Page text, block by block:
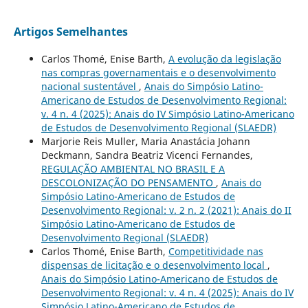
Artigos Semelhantes
Carlos Thomé, Enise Barth, A evolução da legislação
nas compras governamentais e o desenvolvimento
nacional sustentável , Anais do Simpósio Latino-
Americano de Estudos de Desenvolvimento Regional:
v. 4 n. 4 (2025): Anais do IV Simpósio Latino-Americano
de Estudos de Desenvolvimento Regional (SLAEDR)
Marjorie Reis Muller, Maria Anastácia Johann
Deckmann, Sandra Beatriz Vicenci Fernandes,
REGULAÇÃO AMBIENTAL NO BRASIL E A
DESCOLONIZAÇÃO DO PENSAMENTO , Anais do
Simpósio Latino-Americano de Estudos de
Desenvolvimento Regional: v. 2 n. 2 (2021): Anais do II
Simpósio Latino-Americano de Estudos de
Desenvolvimento Regional (SLAEDR)
Carlos Thomé, Enise Barth, Competitividade nas
dispensas de licitação e o desenvolvimento local ,
Anais do Simpósio Latino-Americano de Estudos de
Desenvolvimento Regional: v. 4 n. 4 (2025): Anais do IV